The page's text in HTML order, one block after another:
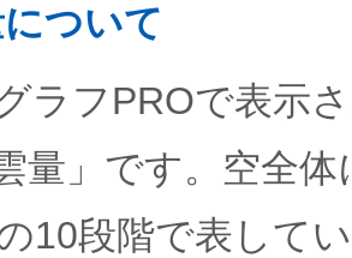
ついて
ラフPROで表示
量」です。空全
10段階で表して